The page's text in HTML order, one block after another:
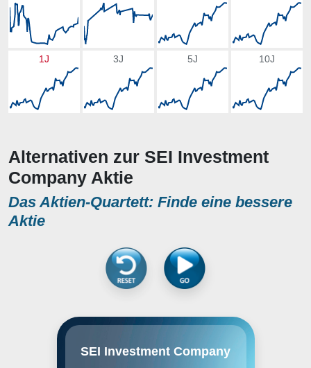
1J 3J 5J 10J
Alternativen zur SEI Investment
Company Aktie
Das Aktien-Quartett: Finde eine bessere
Aktie
SEI Investment Company
the provision of investment